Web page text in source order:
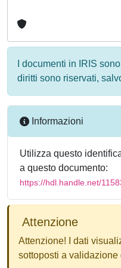
I documenti in IRIS
diritti sono riservati,
Informazioni
Utilizza questo
a questo documento:
https://hdl.handle.net/
Attenzione
Attenzione! I dati
sottoposti a